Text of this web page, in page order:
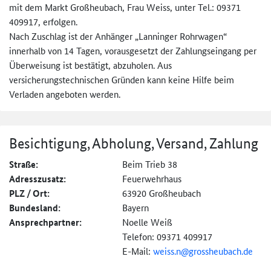
mit dem Markt Großheubach, Frau Weiss, unter Tel.: 09371
409917, erfolgen.
Nach Zuschlag ist der Anhänger „Lanninger Rohrwagen“
innerhalb von 14 Tagen, vorausgesetzt der Zahlungseingang per
Überweisung ist bestätigt, abzuholen. Aus
versicherungstechnischen Gründen kann keine Hilfe beim
Verladen angeboten werden.
Besichtigung, Abholung, Versand, Zahlung
Straße: Beim Trieb 38
Adresszusatz: Feuerwehrhaus
PLZ / Ort: 63920 Großheubach
Bundesland: Bayern
Ansprechpartner:
Noelle Weiß
Telefon: 09371 409917
E-Mail: weiss.n@grossheubach.de